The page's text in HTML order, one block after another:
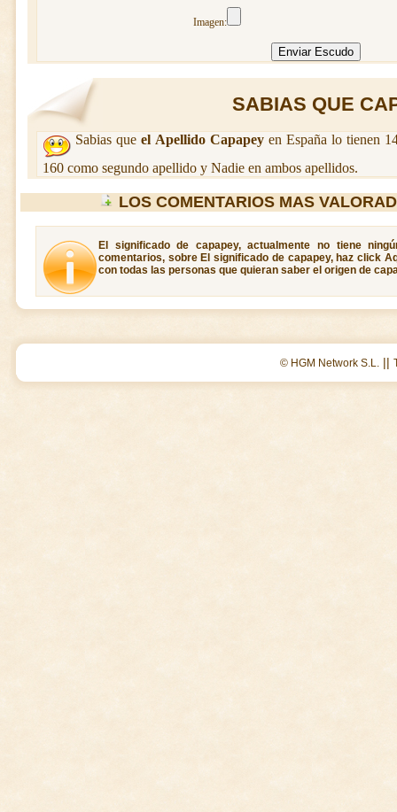
Imagen:
SABIAS QUE
Sabias queel Apellido Capapeyen España lo tienen
160 como segundo apellido y Nadie en ambos apellidos.
LOS COMENTARIOS MAS
El significado de capapey, actualmente no tiene
comentarios, sobre El significado de capapey, haz click
con todas las personas que quieran saber el origen de
© HGM Network S.L. ||